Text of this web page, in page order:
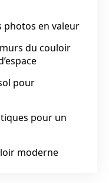
photos en valeur
du couloir
pour
pour un
moderne